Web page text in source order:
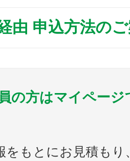
由 申込方法の
の方はマイペー
をもとにお見積も